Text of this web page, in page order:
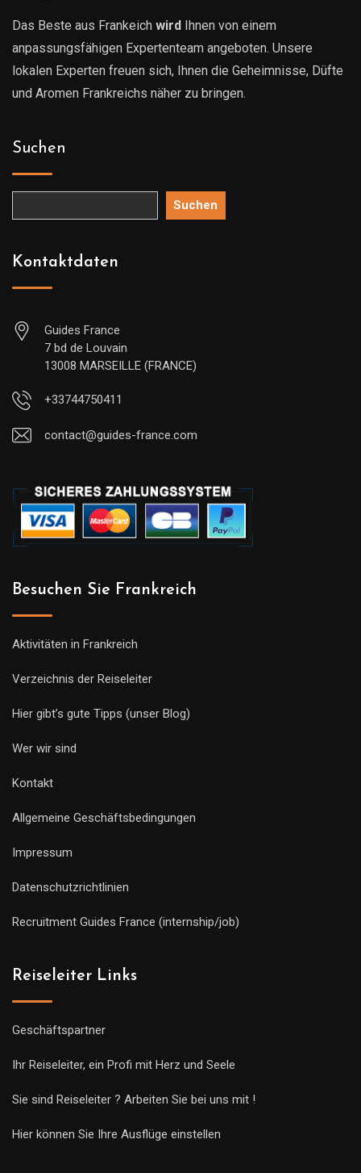
Das Beste aus Frankeich wird Ihnen von einem
anpassungsfähigen Expertenteam angeboten. Unsere
lokalen Experten freuen sich, Ihnen die Geheimnisse, Düfte
und Aromen Frankreichs näher zu bringen.
Suchen
Suchen
Kontaktdaten
Guides France
7 bd de Louvain
13008 MARSEILLE (FRANCE)
+33744750411
contact@guides-france.com
Besuchen Sie Frankreich
Aktivitäten in Frankreich
Verzeichnis der Reiseleiter
Hier gibt’s gute Tipps (unser Blog)
Wer wir sind
Kontakt
Allgemeine Geschäftsbedingungen
Impressum
Datenschutzrichtlinien
Recruitment Guides France (internship/job)
Reiseleiter Links
Geschäftspartner
Ihr Reiseleiter, ein Profi mit Herz und Seele
Sie sind Reiseleiter ? Arbeiten Sie bei uns mit !
Hier können Sie Ihre Ausflüge einstellen